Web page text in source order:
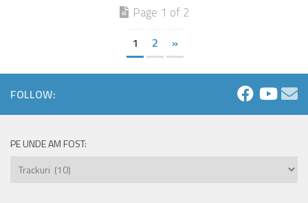
Page 1 of 2
1 2 »
FOLLOW:
PE UNDE AM FOST:
Pe